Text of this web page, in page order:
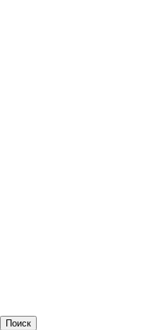
Поиск